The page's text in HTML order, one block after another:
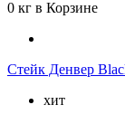
0 кг в Корзине
Стейк Денвер
хит